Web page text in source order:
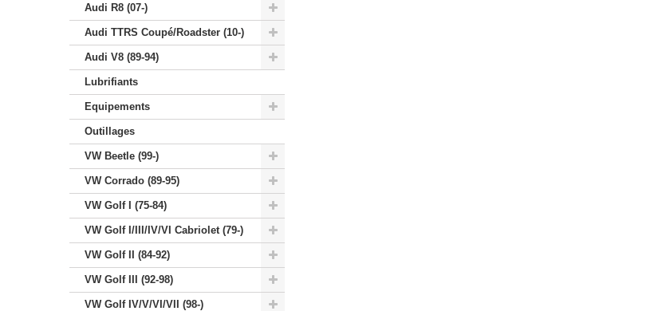
Audi R8 (07-)
Audi TTRS Coupé/Roadster (10-)
Audi V8 (89-94)
Lubrifiants
Equipements
Outillages
VW Beetle (99-)
VW Corrado (89-95)
VW Golf I (75-84)
VW Golf I/III/IV/VI Cabriolet (79-)
VW Golf II (84-92)
VW Golf III (92-98)
VW Golf IV/V/VI/VII (98-)